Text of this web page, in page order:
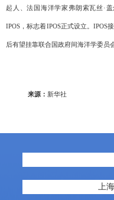
起人、法国海洋学家弗朗索瓦丝·
IPOS ，标志着IPOS正式设立。IPOS
后有望挂靠联合国政府间海洋学委员
来源： 新华社
上